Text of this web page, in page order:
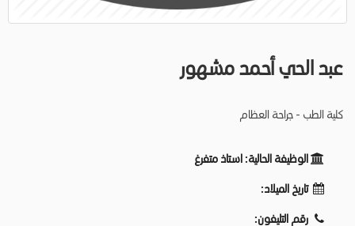
عبد الحي أحمد مشهور
كلية الطب - جراحة العظام
الوظيفة الحالية: استاذ متفرغ
تاريخ الميلاد:
رقم التليفون: